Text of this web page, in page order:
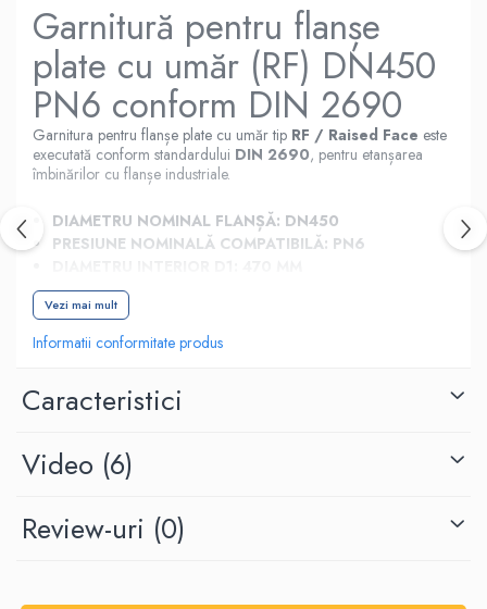
Garnitură pentru flanșe
plate cu umăr (RF) DN450
PN6 conform DIN 2690
Garnitura pentru flanșe plate cu umăr tip RF / Raised Face este
executată conform standardului DIN 2690, pentru etanșarea
îmbinărilor cu flanșe industriale.
DIAMETRU NOMINAL FLANȘĂ: DN450
PRESIUNE NOMINALĂ COMPATIBILĂ: PN6
DIAMETRU EXTERIOR D2:
EXECUȚIE LA COMANDĂ DIN EPDM, NBR SAU
MARSIT / CLINGHERIT, ÎN GROSIMI UZUALE DE 2
MM ȘI 3 MM.
pompe, compresoare, utilaje, mentenanță și reparații. Pentru alte
materiale sau grosimi, garnitura se poate executa la comandă.
Vezi mai mult
Informatii conformitate produs
Caracteristici
Video (6)
Review-uri (0)